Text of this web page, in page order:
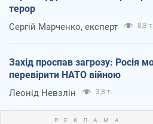
терор
Сергій Марченко, експерт 8,8 т.
Захід проспав загрозу: Росія
перевірити НАТО війною
Леонід Невзлін 3,8 т.